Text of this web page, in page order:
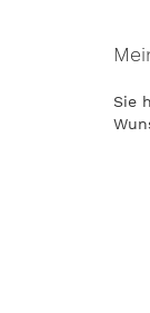
Sie